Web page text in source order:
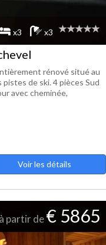
x3 x3
rénové situé au
de ski. 4 pièces Sud
avec cheminée,
Voir les détails
partir de€ 5865